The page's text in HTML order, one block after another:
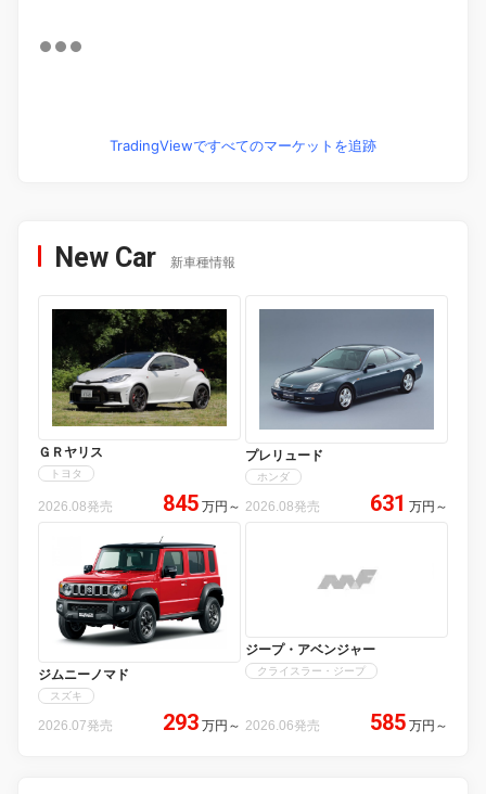
TradingViewですべてのマーケットを追跡
New Car 新車種情報
ＧＲヤリス
トヨタ
2026.08発売 845 万円 ～
プレリュード
ホンダ
2026.08発売 631 万円 ～
ジムニーノマド
スズキ
2026.07発売 293 万円 ～
ジープ・アベンジャー
クライスラー・ジープ
2026.06発売 585 万円 ～